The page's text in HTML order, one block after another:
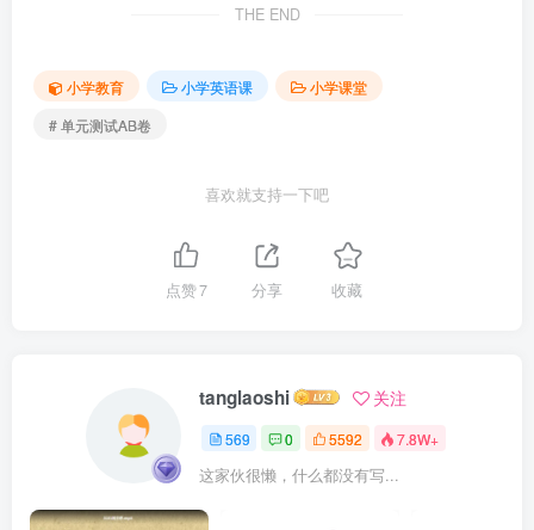
THE END
小学教育 小学英语课
小学课堂
# 单元测试AB卷
喜欢就支持一下吧
点赞7 分享 收藏
tanglaoshi 关注
569 0 5592 7.8W+
这家伙很懒，什么都没有写...